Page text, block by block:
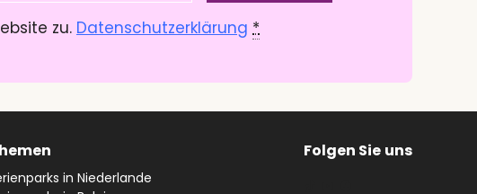
zu. Datenschutzerklärung *
in Niederlande
Folgen Sie uns